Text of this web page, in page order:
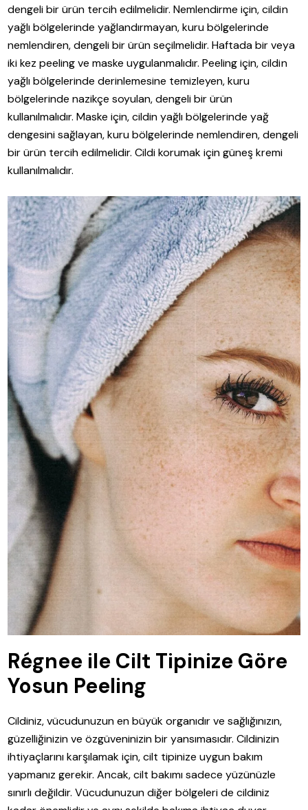
dengeli bir ürün tercih edilmelidir. Nemlendirme için, cildin
yağlı bölgelerinde yağlandırmayan, kuru bölgelerinde
nemlendiren, dengeli bir ürün seçilmelidir. Haftada bir veya
iki kez peeling ve maske uygulanmalıdır. Peeling için, cildin
yağlı bölgelerinde derinlemesine temizleyen, kuru
bölgelerinde nazikçe soyulan, dengeli bir ürün
kullanılmalıdır. Maske için, cildin yağlı bölgelerinde yağ
dengesini sağlayan, kuru bölgelerinde nemlendiren, dengeli
bir ürün tercih edilmelidir. Cildi korumak için güneş kremi
kullanılmalıdır.
Régnee ile Cilt Tipinize Göre
Yosun Peeling
Cildiniz, vücudunuzun en büyük organıdır ve sağlığınızın,
güzelliğinizin ve özgüveninizin bir yansımasıdır. Cildinizin
ihtiyaçlarını karşılamak için, cilt tipinize uygun bakım
yapmanız gerekir. Ancak, cilt bakımı sadece yüzünüzle
sınırlı değildir. Vücudunuzun diğer bölgeleri de cildiniz